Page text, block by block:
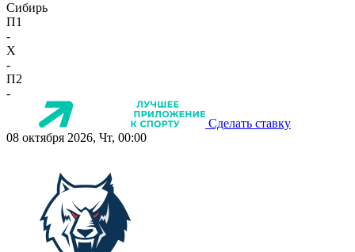
Сибирь
П1
-
X
-
П2
-
Сделать ставку
08 октября 2026, Чт, 00:00